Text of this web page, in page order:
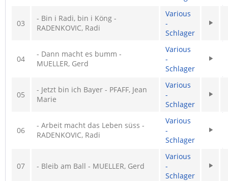
03
- Bin i Radi, bin i Köng -
RADENKOVIC, Radi
Various
-
Schlager
04
- Dann macht es bumm -
MUELLER, Gerd
Various
-
Schlager
05
- Jetzt bin ich Bayer - PFAFF, Jean
Marie
Various
-
Schlager
06
- Arbeit macht das Leben süss -
RADENKOVIC, Radi
Various
-
Schlager
07 - Bleib am Ball - MUELLER, Gerd
Various
-
Schlager